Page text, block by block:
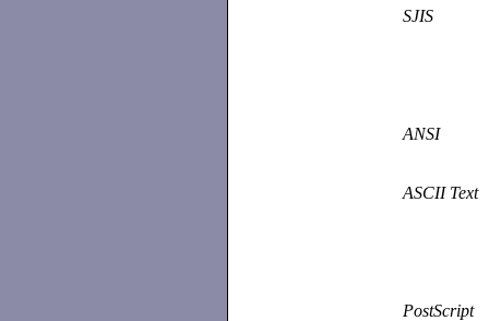
SJIS
ANSI
ASCII Text
PostScript